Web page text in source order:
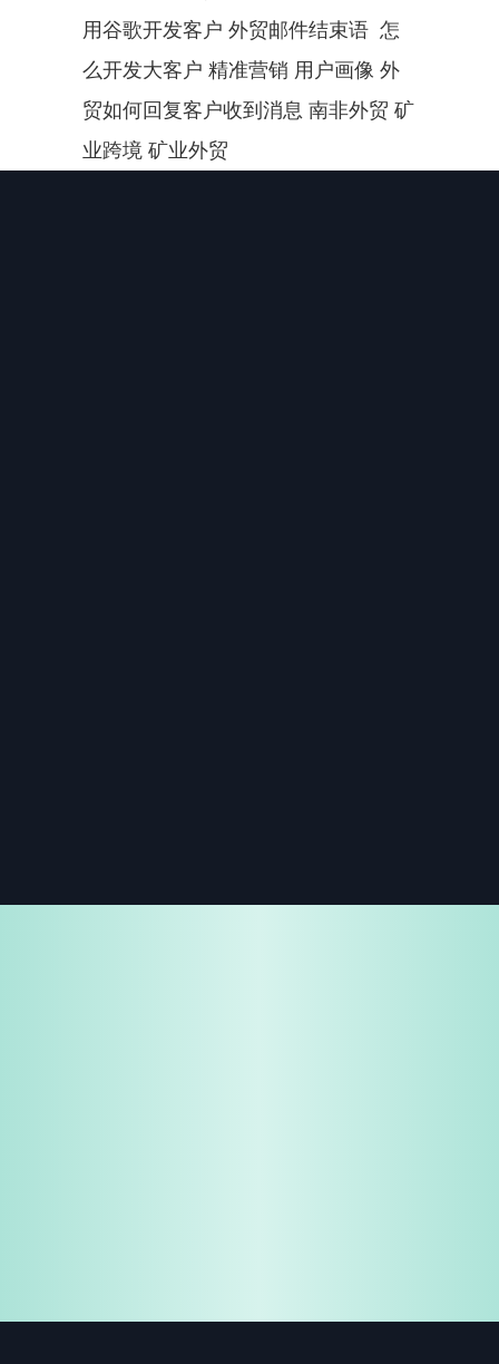
用谷歌开发客户 外贸邮件结束语  怎
么开发大客户 精准营销 用户画像 外
贸如何回复客户收到消息 南非外贸 矿
业跨境 矿业外贸